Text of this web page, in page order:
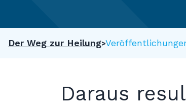
Der Weg zur Heilung
Daraus